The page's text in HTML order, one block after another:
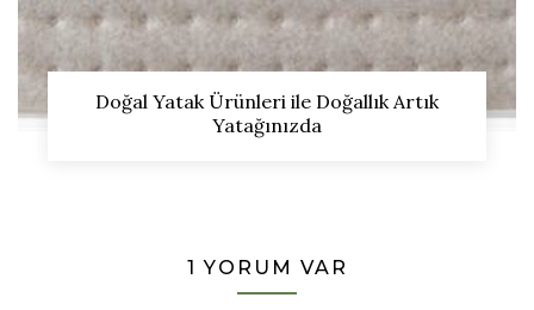
Doğal Yatak Ürünleri ile Doğallık Artık
Yatağınızda
1 YORUM VAR